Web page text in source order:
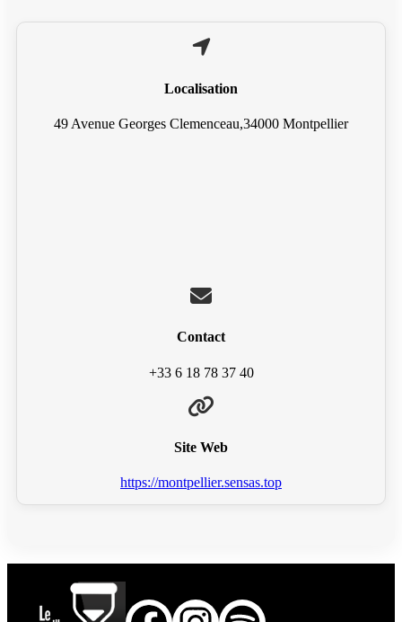
Localisation
49 Avenue Georges Clemenceau,34000 Montpellier
Contact
+33 6 18 78 37 40
Site Web
https://montpellier.sensas.top